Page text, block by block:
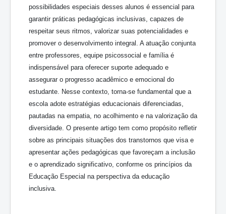
possibilidades especiais desses alunos é essencial para
garantir práticas pedagógicas inclusivas, capazes de
respeitar seus ritmos, valorizar suas potencialidades e
promover o desenvolvimento integral. A atuação conjunta
entre professores, equipe psicossocial e família é
indispensável para oferecer suporte adequado e
assegurar o progresso acadêmico e emocional do
estudante. Nesse contexto, torna-se fundamental que a
escola adote estratégias educacionais diferenciadas,
pautadas na empatia, no acolhimento e na valorização da
diversidade. O presente artigo tem como propósito refletir
sobre as principais situações dos transtornos que visa e
apresentar ações pedagógicas que favoreçam a inclusão
e o aprendizado significativo, conforme os princípios da
Educação Especial na perspectiva da educação
inclusiva.